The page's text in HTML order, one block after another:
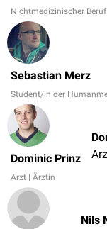
Nichtmedizinischer Beruf
Sebastian Merz
Student/in der
Dominic Prinz
Arzt | Ärztin
Nils